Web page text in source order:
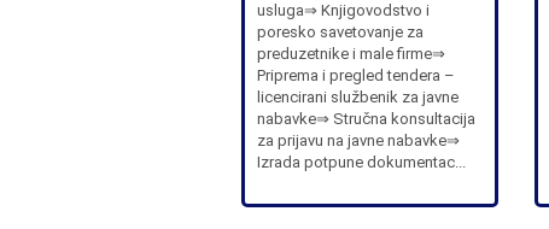
usluga⇒ Knjigovodstvo i
poresko savetovanje za
preduzetnike i male firme⇒
Priprema i pregled tendera –
licencirani službenik za javne
nabavke⇒ Stručna konsultacija
za prijavu na javne nabavke⇒
Izrada potpune dokumentac...